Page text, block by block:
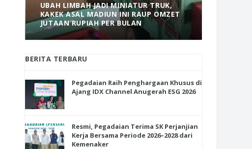
UBAH LIMBAH JADI MINIATUR TRUK,
KAKEK ASAL MADIUN INI RAUP OMZET
JUTAAN RUPIAH PER BULAN
BERITA TERBARU
Pegadaian Raih Penghargaan Khusus di
Ajang IDX Channel Anugerah ESG 2026
Resmi, Pegadaian Terima SK Perjanjian
Kerja Bersama Periode 2026–2028 dari
Kemenaker